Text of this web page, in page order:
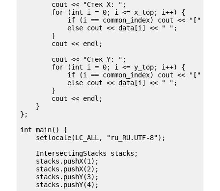
        cout << "Стек X: ";
        for (int i = 0; i <= x_top; i++) {
if (i == common_index) cout << "[" <<
            else cout << data[i] << " ";
        }
        cout << endl;
        cout << "Стек Y: ";
        for (int i = 0; i <= y_top; i++) {
if (i == common_index) cout << "[" <<
            else cout << data[i] << " ";
        }
        cout << endl;
    }
};
int main() {
    setlocale(LC_ALL, "ru_RU.UTF-8");
    IntersectingStacks stacks;
    stacks.pushX(1);
    stacks.pushX(2);
    stacks.pushY(3);
    stacks.pushY(4);